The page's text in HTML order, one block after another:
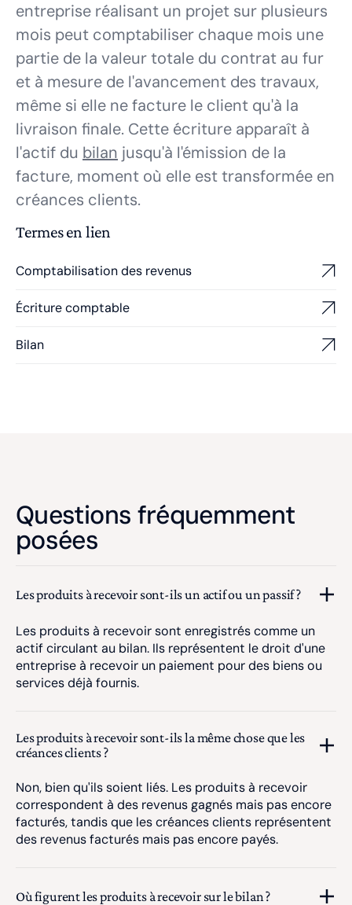
entreprise réalisant un projet sur plusieurs
mois peut comptabiliser chaque mois une
partie de la valeur totale du contrat au fur
et à mesure de l'avancement des travaux,
même si elle ne facture le client qu'à la
livraison finale. Cette écriture apparaît à
l'actif du bilan jusqu'à l'émission de la
facture, moment où elle est transformée en
créances clients.
Termes en lien
Comptabilisation des revenus
Écriture comptable
Bilan
Questions fréquemment
posées
Les produits à recevoir sont-ils un actif ou un passif ?
Les produits à recevoir sont enregistrés comme un
actif circulant au bilan. Ils représentent le droit d'une
entreprise à recevoir un paiement pour des biens ou
services déjà fournis.
Les produits à recevoir sont-ils la même chose que les
créances clients ?
Non, bien qu'ils soient liés. Les produits à recevoir
correspondent à des revenus gagnés mais pas encore
facturés, tandis que les créances clients représentent
des revenus facturés mais pas encore payés.
Où figurent les produits à recevoir sur le bilan ?